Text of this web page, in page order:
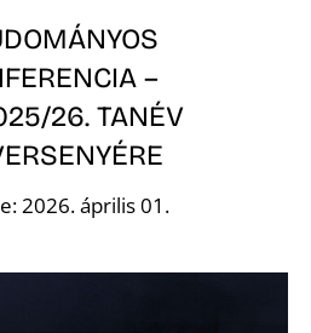
–
26. TANÉV
2026. április 01.